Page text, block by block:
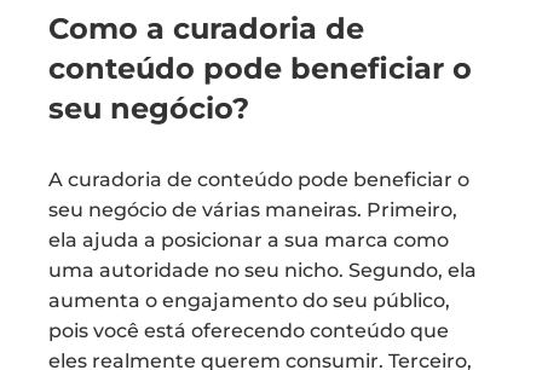
Como a curadoria de
conteúdo pode beneficiar o
seu negócio?
A curadoria de conteúdo pode beneficiar o
seu negócio de várias maneiras. Primeiro,
ela ajuda a posicionar a sua marca como
uma autoridade no seu nicho. Segundo, ela
aumenta o engajamento do seu público,
pois você está oferecendo conteúdo que
eles realmente querem consumir. Terceiro,